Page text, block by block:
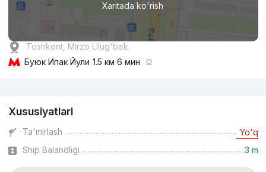
Xaritada ko'rish
Toshkent, Mirzo Ulug'bek,
Буюк Ипак Йули 1.5 км 6 мин
Xususiyatlari
Ta'mirlash Yo'q
Ship Balandligi 3 m